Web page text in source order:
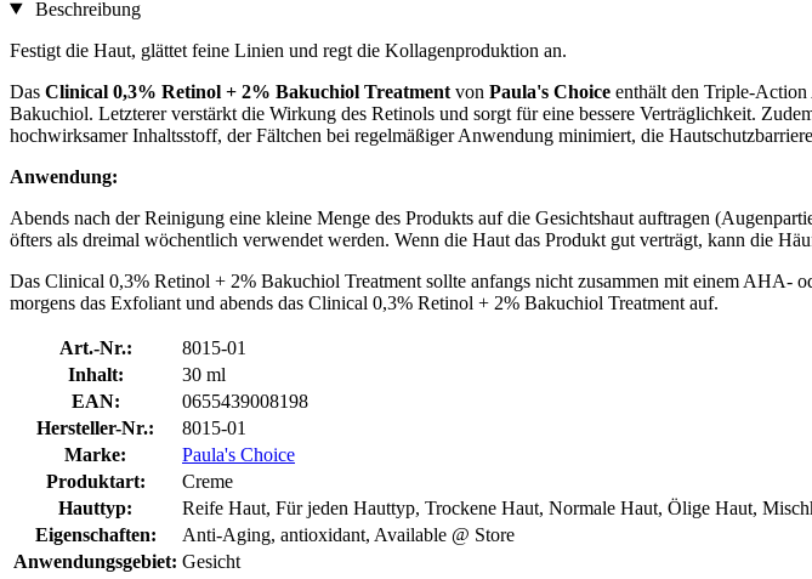
Beschreibung
Festigt die Haut, glättet feine Linien und regt die Kollagenproduktion an.
Das Clinical 0,3% Retinol + 2% Bakuchiol Treatment von Paula's Choice enthält den Triple-
Bakuchiol. Letzterer verstärkt die Wirkung des Retinols und sorgt für eine bessere Verträglichkeit.
hochwirksamer Inhaltsstoff, der Fältchen bei regelmäßiger Anwendung minimiert, die
Anwendung:
Abends nach der Reinigung eine kleine Menge des Produkts auf die Gesichtshaut auftragen
öfters als dreimal wöchentlich verwendet werden. Wenn die Haut das Produkt gut verträgt, kann die
Das Clinical 0,3% Retinol + 2% Bakuchiol Treatment sollte anfangs nicht zusammen mit einem AHA-
morgens das Exfoliant und abends das Clinical 0,3% Retinol + 2% Bakuchiol Treatment auf.
Art.-Nr.:
8015-01
Inhalt:
30 ml
EAN:
0655439008198
Hersteller-Nr.:
8015-01
Marke:
Paula's Choice
Produktart:
Creme
Hauttyp:
Reife Haut, Für jeden Hauttyp, Trockene Haut, Normale Haut, Ölige Haut,
Eigenschaften:
Anti-Aging, antioxidant, Available @ Store
Anwendungsgebiet: Gesicht